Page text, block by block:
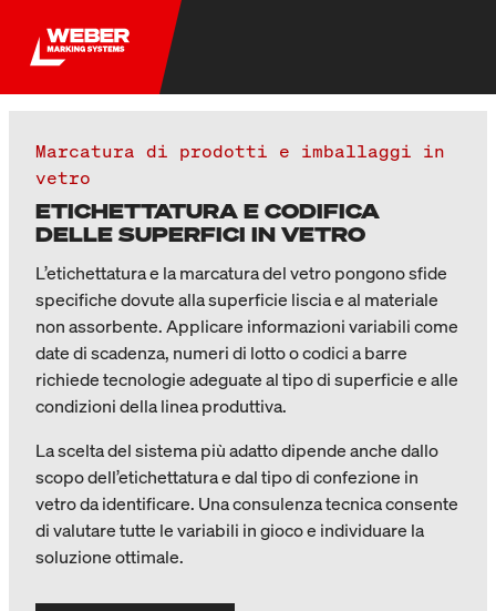
Marcatura di prodotti e imballaggi in
vetro
ETICHETTATURA E CODIFICA
DELLE SUPERFICI IN VETRO
L’etichettatura e la marcatura del vetro pongono sfide
specifiche dovute alla superficie liscia e al materiale
non assorbente. Applicare informazioni variabili come
date di scadenza, numeri di lotto o codici a barre
richiede tecnologie adeguate al tipo di superficie e alle
condizioni della linea produttiva.
La scelta del sistema più adatto dipende anche dallo
scopo dell’etichettatura e dal tipo di confezione in
vetro da identificare. Una consulenza tecnica consente
di valutare tutte le variabili in gioco e individuare la
soluzione ottimale.